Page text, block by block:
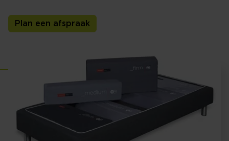
Plan een afspraak